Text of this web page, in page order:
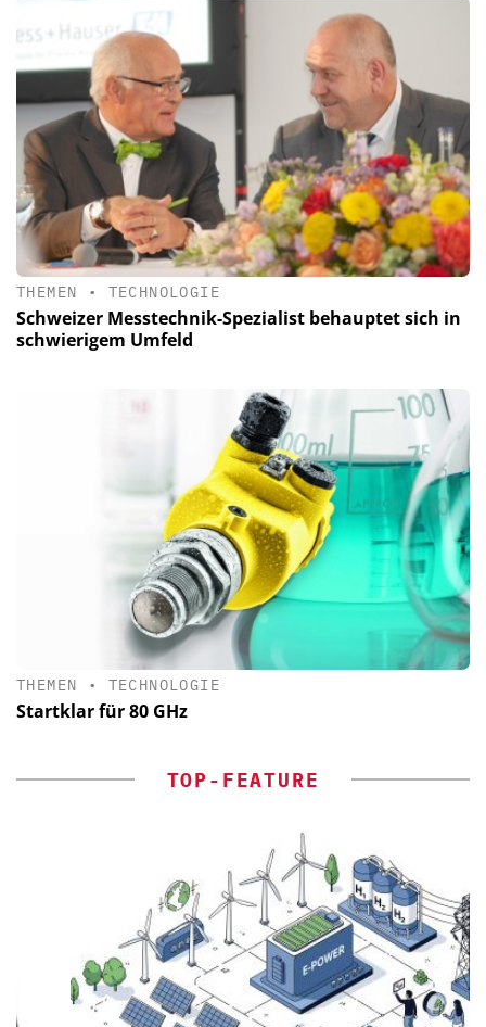
THEMEN • TECHNOLOGIE
Schweizer Messtechnik-Spezialist behauptet sich in
schwierigem Umfeld
THEMEN • TECHNOLOGIE
Startklar für 80 GHz
TOP-FEATURE